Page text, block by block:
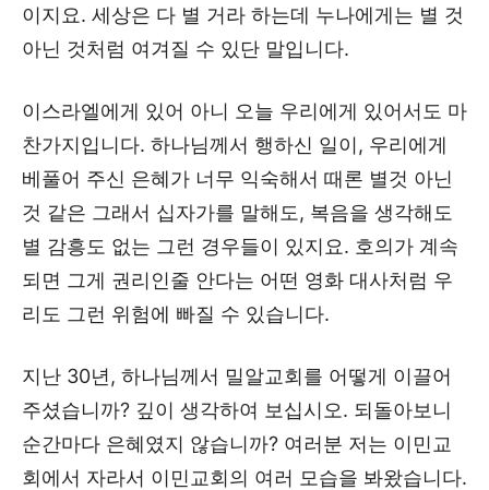
이지요. 세상은 다 별 거라 하는데 누나에게는 별 것
아닌 것처럼 여겨질 수 있단 말입니다.
이스라엘에게 있어 아니 오늘 우리에게 있어서도 마
찬가지입니다. 하나님께서 행하신 일이, 우리에게
베풀어 주신 은혜가 너무 익숙해서 때론 별것 아닌
것 같은 그래서 십자가를 말해도, 복음을 생각해도
별 감흥도 없는 그런 경우들이 있지요. 호의가 계속
되면 그게 권리인줄 안다는 어떤 영화 대사처럼 우
리도 그런 위험에 빠질 수 있습니다.
지난 30년, 하나님께서 밀알교회를 어떻게 이끌어
주셨습니까? 깊이 생각하여 보십시오. 되돌아보니
순간마다 은혜였지 않습니까? 여러분 저는 이민교
회에서 자라서 이민교회의 여러 모습을 봐왔습니다.